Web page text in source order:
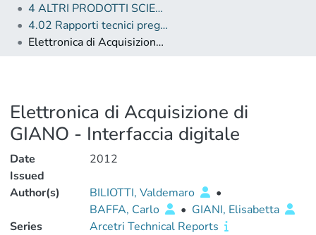
4 ALTRI PRODOTTI SCIENTIFICI (Other scientific products)
4.02 Rapporti tecnici pregressi
Elettronica di Acquisizione di GIANO - Interfaccia digitale
Elettronica di Acquisizione di
GIANO - Interfaccia digitale
Date
Issued
2012
Author(s) BILIOTTI, Valdemaro
•
BAFFA, Carlo
• GIANI, Elisabetta
Series
Arcetri Technical Reports